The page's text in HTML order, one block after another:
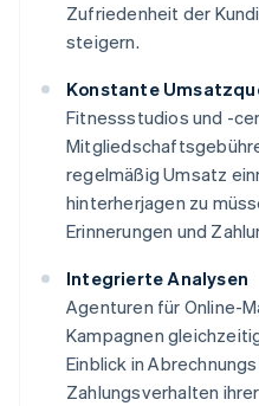
Zufriedenheit der
steigern.
Konstante
Fitnessstudios und -
regelmäßig Umsatz
hinterherjagen zu
Erinnerungen und
Integrierte Analysen
Agenturen für Online-
Kampagnen
Einblick in
Zahlungsverhalten